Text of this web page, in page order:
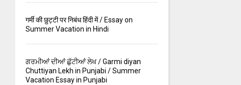
गर्मी की छुट्टी पर निबंध हिंदी में / Essay on
Summer Vacation in Hindi
ਗਰਮੀਆਂ ਦੀਆਂ ਛੁੱਟੀਆਂ ਲੇਖ / Garmi diyan
Chuttiyan Lekh in Punjabi / Summer
Vacation Essay in Punjabi